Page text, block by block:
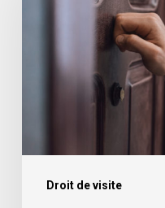
Droit de visite